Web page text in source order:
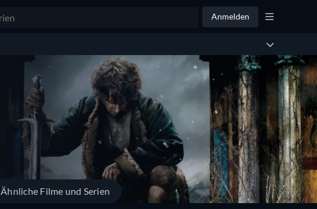
Anmelden
Ähnliche Filme und Serien